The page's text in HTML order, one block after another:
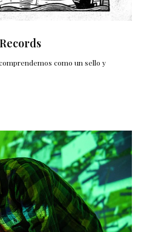
como un sello y